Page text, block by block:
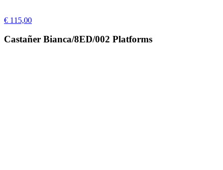
€ 115,00
Castañer Bianca/8ED/002 Platforms